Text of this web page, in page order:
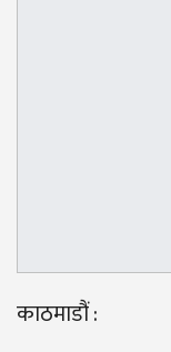
काठमाडौं :